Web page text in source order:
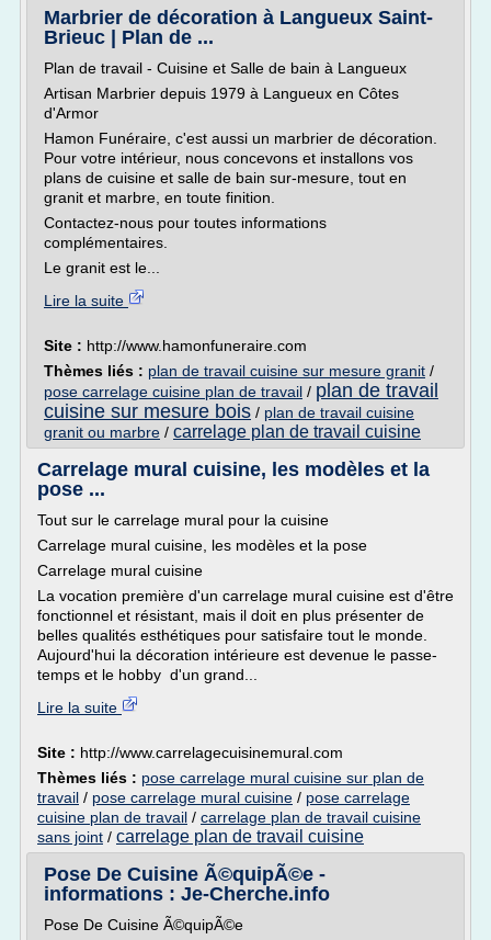
Marbrier de décoration à Langueux Saint-
Brieuc | Plan de ...
Plan de travail - Cuisine et Salle de bain à Langueux
Artisan Marbrier depuis 1979 à Langueux en Côtes
d'Armor
Hamon Funéraire, c'est aussi un marbrier de décoration.
Pour votre intérieur, nous concevons et installons vos
plans de cuisine et salle de bain sur-mesure, tout en
granit et marbre, en toute finition.
Contactez-nous pour toutes informations
complémentaires.
Le granit est le...
Lire la suite
Site : http://www.hamonfuneraire.com
Thèmes liés : plan de travail cuisine sur mesure granit /
pose carrelage cuisine plan de travail / plan de travail
cuisine sur mesure bois / plan de travail cuisine
granit ou marbre / carrelage plan de travail cuisine
Carrelage mural cuisine, les modèles et la
pose ...
Tout sur le carrelage mural pour la cuisine
Carrelage mural cuisine, les modèles et la pose
Carrelage mural cuisine
La vocation première d'un carrelage mural cuisine est d'être
fonctionnel et résistant, mais il doit en plus présenter de
belles qualités esthétiques pour satisfaire tout le monde.
Aujourd'hui la décoration intérieure est devenue le passe-
temps et le hobby d'un grand...
Lire la suite
Site : http://www.carrelagecuisinemural.com
Thèmes liés : pose carrelage mural cuisine sur plan de
travail / pose carrelage mural cuisine / pose carrelage
cuisine plan de travail / carrelage plan de travail cuisine
sans joint / carrelage plan de travail cuisine
Pose De Cuisine Ã©quipÃ©e -
informations : Je-Cherche.info
Pose De Cuisine Ã©quipÃ©e